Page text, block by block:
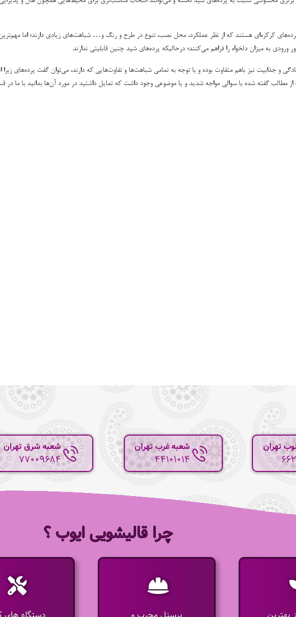
کرکره‌ای هستند که از نظر عملکرد، محل نصب، تنوع در طرح و رنگ و… شباهت‌های زیادی دارند؛ اما
به میزان دلخواه را فراهم می‌کنند؛ درحالیکه پرده‌های شید چنین قابلیتی ندارند.
سادگی و جذابیت نیز باهم متفاوت بوده و با توجه به تمامی شباهت‌ها و تفاوت‌هایی که دارند، می‌توان گفت
مطالب گفته شده با سوالی مواجه شدید و یا موضوعی وجود داشت که تمایل داشتید در مورد آن‌ها بدانید با ما
شعبه شرق تهران
77009684
شعبه غرب تهران
44101014
تهران
چرا قالیشویی ایوب ؟